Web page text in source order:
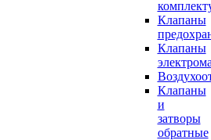
Клапаны
Клапаны
Клапаны
и
затворы
обратные